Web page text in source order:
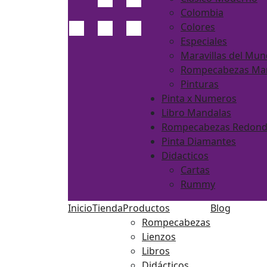
Colombia
Colores
Especiales
Maravillas del
Rompecabezas
Pinturas
Pinta x Numeros
Libro Mandalas
Rompecabezas
Pinta Diamantes
Didacticos
Cartas
Rummy
InicioTiendaProductos
Rompecabezas
Lienzos
Libros
Blog